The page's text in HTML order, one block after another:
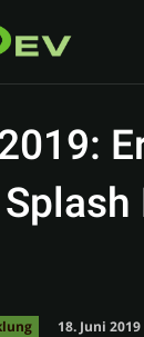
18. Juni 2019